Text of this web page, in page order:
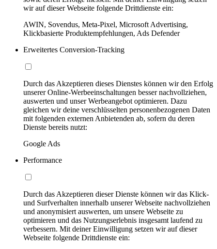
wir auf dieser Webseite folgende Drittdienste ein:
AWIN, Sovendus, Meta-Pixel, Microsoft Advertising,
Klickbasierte Produktempfehlungen, Ads Defender
Erweitertes Conversion-Tracking
Durch das Akzeptieren dieses Dienstes können wir den Erfolg
unserer Online-Werbeeinschaltungen besser nachvollziehen,
auswerten und unser Werbeangebot optimieren. Dazu
gleichen wir deine verschlüsselten personenbezogenen Daten
mit folgenden externen Anbietenden ab, sofern du deren
Dienste bereits nutzt:
Google Ads
Performance
Durch das Akzeptieren dieser Dienste können wir das Klick-
und Surfverhalten innerhalb unserer Webseite nachvollziehen
und anonymisiert auswerten, um unsere Webseite zu
optimieren und das Nutzungserlebnis insgesamt laufend zu
verbessern. Mit deiner Einwilligung setzen wir auf dieser
Webseite folgende Drittdienste ein: